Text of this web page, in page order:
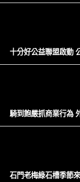
十分好公益聯盟啟動
騎到飽嚴抓商業行為
石門老梅綠石槽季節